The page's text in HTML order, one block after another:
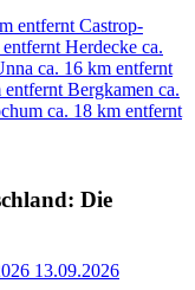
entfernt Castrop-
Herdecke ca.
ca. 16 km entfernt
entfernt Bergkamen ca.
ca. 18 km entfernt
Die
13.09.2026